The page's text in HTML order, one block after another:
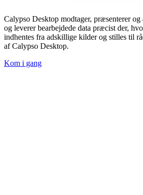
Calypso Desktop modtager, præsenterer og
og leverer bearbejdede data præcist der,
indhentes fra adskillige kilder og stilles til
af Calypso Desktop.
Kom i gang